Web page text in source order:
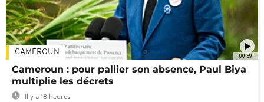
00:59
CAMEROUN
Cameroun : pour pallier son absence, Paul Biya
multiplie les décrets
Il y a 18 heures